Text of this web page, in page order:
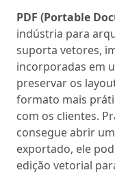
PDF (Portable
indústria para
suporta vetores,
incorporadas em
preservar os
formato mais
com os clientes.
consegue abrir
exportado, ele
edição vetorial